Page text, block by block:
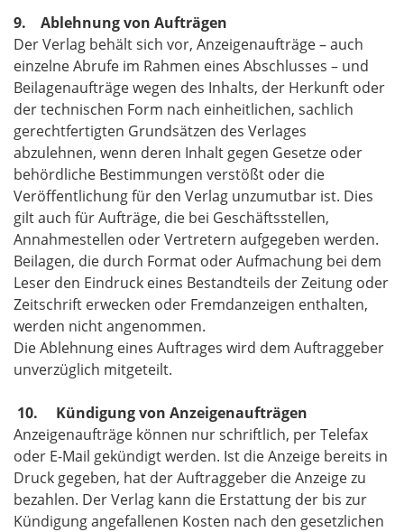
9. Ablehnung von Aufträgen
Der Verlag behält sich vor, Anzeigenaufträge – auch
einzelne Abrufe im Rahmen eines Abschlusses – und
Beilagenaufträge wegen des Inhalts, der Herkunft oder
der technischen Form nach einheitlichen, sachlich
gerechtfertigten Grundsätzen des Verlages
abzulehnen, wenn deren Inhalt gegen Gesetze oder
behördliche Bestimmungen verstößt oder die
Veröffentlichung für den Verlag unzumutbar ist. Dies
gilt auch für Aufträge, die bei Geschäftsstellen,
Annahmestellen oder Vertretern aufgegeben werden.
Beilagen, die durch Format oder Aufmachung bei dem
Leser den Eindruck eines Bestandteils der Zeitung oder
Zeitschrift erwecken oder Fremdanzeigen enthalten,
werden nicht angenommen.
Die Ablehnung eines Auftrages wird dem Auftraggeber
unverzüglich mitgeteilt.
10. Kündigung von Anzeigenaufträgen
Anzeigenaufträge können nur schriftlich, per Telefax
oder E-Mail gekündigt werden. Ist die Anzeige bereits in
Druck gegeben, hat der Auftraggeber die Anzeige zu
bezahlen. Der Verlag kann die Erstattung der bis zur
Kündigung angefallenen Kosten nach den gesetzlichen